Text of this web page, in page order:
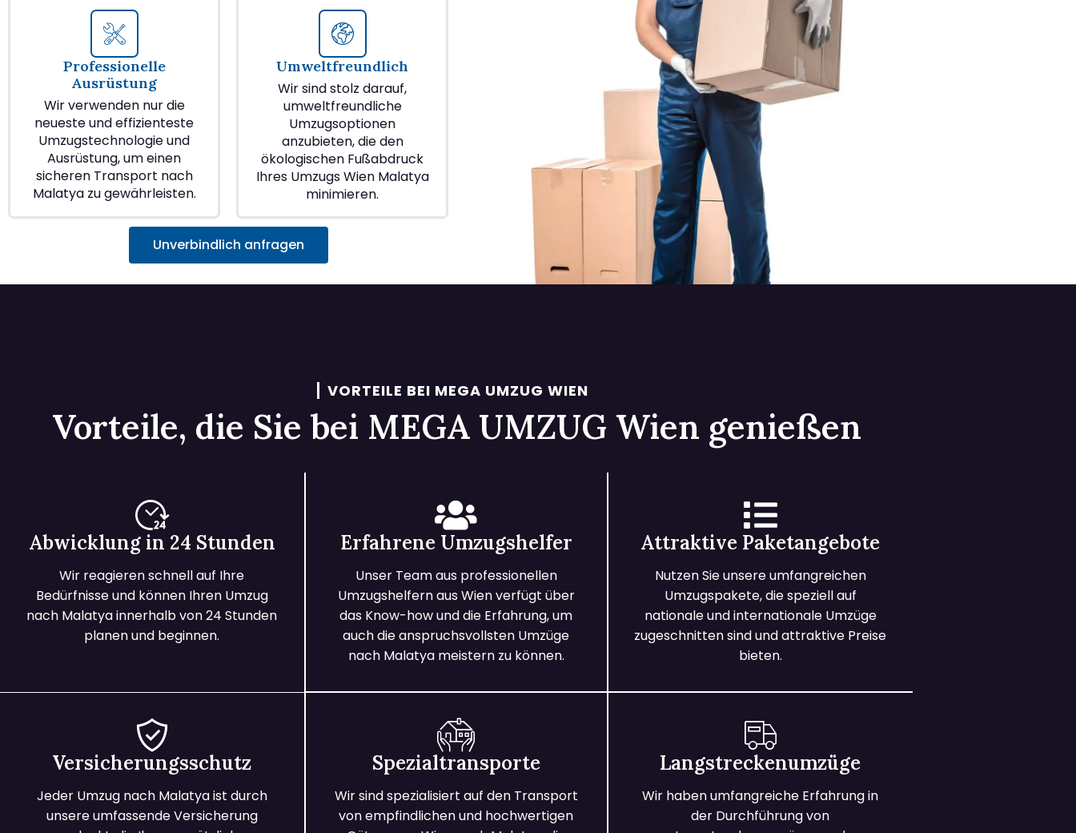
Professionelle
Ausrüstung
Wir verwenden nur die
neueste und effizienteste
Umzugstechnologie und
Ausrüstung, um einen
sicheren Transport nach
Malatya zu gewährleisten.
Umweltfreundlich
Wir sind stolz darauf,
umweltfreundliche
Umzugsoptionen
anzubieten, die den
ökologischen Fußabdruck
Ihres Umzugs Wien Malatya
minimieren.
Unverbindlich anfragen
VORTEILE BEI MEGA UMZUG WIEN
Vorteile, die Sie bei MEGA UMZUG Wien genießen
Abwicklung in 24 Stunden
Wir reagieren schnell auf Ihre
Bedürfnisse und können Ihren Umzug
nach Malatya innerhalb von 24 Stunden
planen und beginnen.
Erfahrene Umzugshelfer
Unser Team aus professionellen
Umzugshelfern aus Wien verfügt über
das Know-how und die Erfahrung, um
auch die anspruchsvollsten Umzüge
nach Malatya meistern zu können.
Attraktive Paketangebote
Nutzen Sie unsere umfangreichen
Umzugspakete, die speziell auf
nationale und internationale Umzüge
zugeschnitten sind und attraktive Preise
bieten.
Versicherungsschutz
Jeder Umzug nach Malatya ist durch
unsere umfassende Versicherung
Spezialtransporte
Wir sind spezialisiert auf den Transport
von empfindlichen und hochwertigen
Langstreckenumzüge
Wir haben umfangreiche Erfahrung in
der Durchführung von